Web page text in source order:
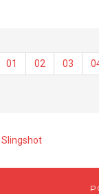
01 02 03
Slingshot